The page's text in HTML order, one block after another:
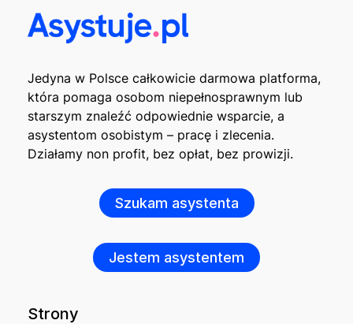
Jedyna w Polsce całkowicie darmowa platforma,
która pomaga osobom niepełnosprawnym lub
starszym znaleźć odpowiednie wsparcie, a
asystentom osobistym – pracę i zlecenia.
Działamy non profit, bez opłat, bez prowizji.
Szukam asystenta
Jestem asystentem
Strony